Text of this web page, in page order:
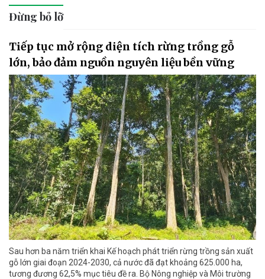
Đừng bỏ lỡ
Tiếp tục mở rộng diện tích rừng trồng gỗ
lớn, bảo đảm nguồn nguyên liệu bền vững
Sau hơn ba năm triển khai Kế hoạch phát triển rừng trồng sản xuất
gỗ lớn giai đoạn 2024-2030, cả nước đã đạt khoảng 625.000 ha,
tương đương 62,5% mục tiêu đề ra. Bộ Nông nghiệp và Môi trường